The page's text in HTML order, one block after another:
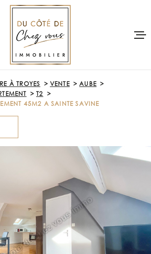
ACCUEIL
LOUER
VENDRE
ALERTE
À TROYES VENTE
AUBE
T2
45M2 A SAINTE SAVINE
VOTRE
RECHERCHE
TYPE
D'OFFRE
VENTE
Budget
BUDGET
RECHERCHER